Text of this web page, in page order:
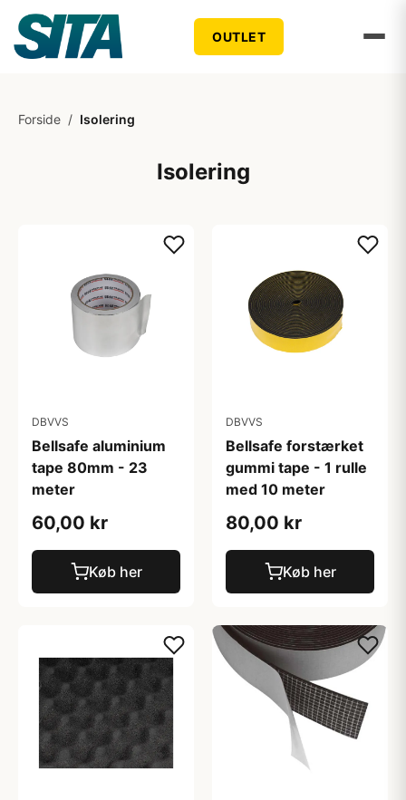
OUTLET
Forside / Isolering
Isolering
DBVVS
Bellsafe aluminium
tape 80mm - 23
meter
60,00 kr
Køb her
DBVVS
Bellsafe forstærket
gummi tape - 1 rulle
med 10 meter
80,00 kr
Køb her